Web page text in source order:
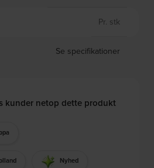
Pr. stk
Se specifikationer
kunder netop dette produkt
Nyhed